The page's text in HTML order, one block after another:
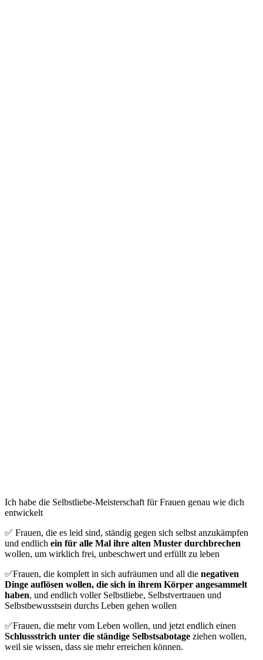
Ich habe die Selbstliebe-Meisterschaft für Frauen genau wie dich
entwickelt
✅ Frauen, die es leid sind, ständig gegen sich selbst anzukämpfen
und endlich ein für alle Mal ihre alten Muster durchbrechen
wollen, um wirklich frei, unbeschwert und erfüllt zu leben
✅Frauen, die komplett in sich aufräumen und all die negativen
Dinge auflösen wollen, die sich in ihrem Körper angesammelt
haben, und endlich voller Selbstliebe, Selbstvertrauen und
Selbstbewusstsein durchs Leben gehen wollen
✅Frauen, die mehr vom Leben wollen, und jetzt endlich einen
Schlussstrich unter die ständige Selbstsabotage ziehen wollen,
weil sie wissen, dass sie mehr erreichen können.